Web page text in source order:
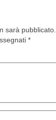
sarà pubblicato.
*